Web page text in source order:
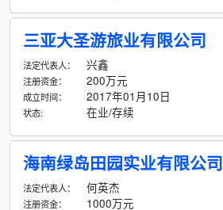
三亚大圣游旅业有限公司
法定代表人： 兴鑫
注册资金： 200万元
成立时间： 2017年01月10日
状态: 在业/存续
海南绿岛田园实业有限公司
法定代表人： 何英杰
注册资金： 1000万元